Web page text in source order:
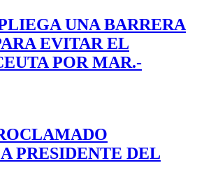
UNA BARRERA
EVITAR EL
POR MAR.-
PRESIDENTE DEL